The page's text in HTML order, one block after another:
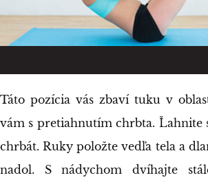
Táto pozícia vás zbaví tuku v
vám s pretiahnutím chrbta. Ľahnite
chrbát. Ruky položte vedľa tela a
nadol. S nádychom dvíhajte